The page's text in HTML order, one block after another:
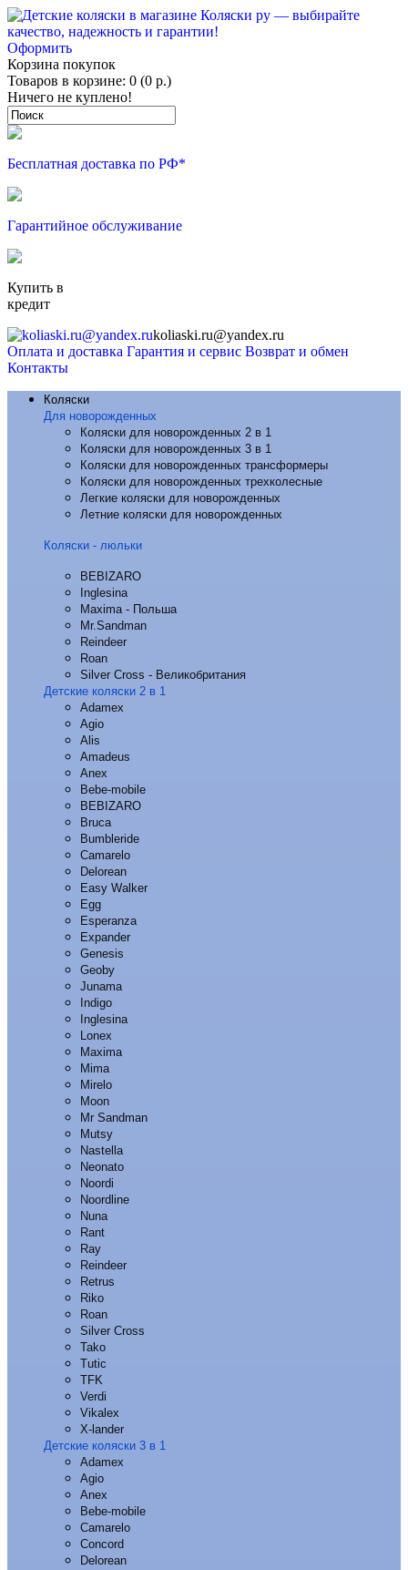
Оформить
Корзина покупок
Товаров в корзине: 0 (0 р.)
Ничего не куплено!
Бесплатная доставка по РФ*
Гарантийное обслуживание
Купить в
кредит
koliaski.ru@yandex.ru
Оплата и доставка Гарантия и сервис Возврат и обмен
Контакты
Коляски
Для новорожденных
Коляски для новорожденных 2 в 1
Коляски для новорожденных 3 в 1
Коляски для новорожденных трансформеры
Коляски для новорожденных трехколесные
Легкие коляски для новорожденных
Летние коляски для новорожденных
Коляски - люльки
BEBIZARO
Inglesina
Maxima - Польша
Mr.Sandman
Reindeer
Roan
Silver Cross - Великобритания
Детские коляски 2 в 1
Adamex
Agio
Alis
Amadeus
Anex
Bebe-mobile
BEBIZARO
Bruca
Bumbleride
Camarelo
Delorean
Easy Walker
Egg
Esperanza
Expander
Genesis
Geoby
Junama
Indigo
Inglesina
Lonex
Maxima
Mima
Mirelo
Moon
Mr Sandman
Mutsy
Nastella
Neonato
Noordi
Noordline
Nuna
Rant
Ray
Reindeer
Retrus
Riko
Roan
Silver Cross
Tako
Tutic
TFK
Verdi
Vikalex
X-lander
Детские коляски 3 в 1
Adamex
Agio
Anex
Bebe-mobile
Camarelo
Concord
Delorean